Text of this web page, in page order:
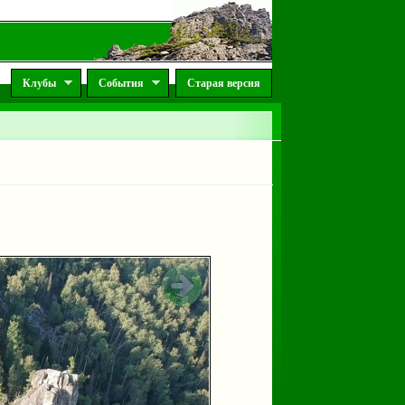
Клубы События Старая версия